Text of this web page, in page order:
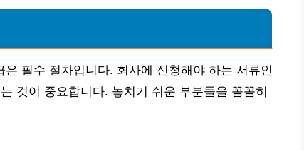
필수 절차입니다. 회사에 신청해야 하는 서류인
것이 중요합니다. 놓치기 쉬운 부분들을 꼼꼼히